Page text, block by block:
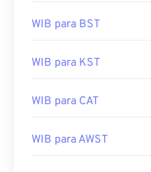
WIB para BST
WIB para KST
WIB para CAT
WIB para AWST